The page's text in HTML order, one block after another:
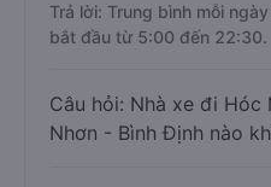
Trả lời: Trung bình mỗi
bắt đầu từ 5:00 đến 22:30.
Câu hỏi: Nhà xe đi Hóc
Nhơn - Bình Định nào